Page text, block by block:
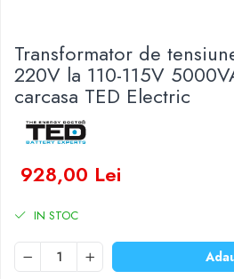
Prelungitoare
Stabilizatoare tensiune
Ventilatoare
Diverse gadgeturi
Cablu coaxial
Periferice PC
Redresoare
Roboti pornire
Diverse accesorii auto
Transformator de
220V la 110-115V
carcasa TED Electric
928,00 Lei
IN STOC